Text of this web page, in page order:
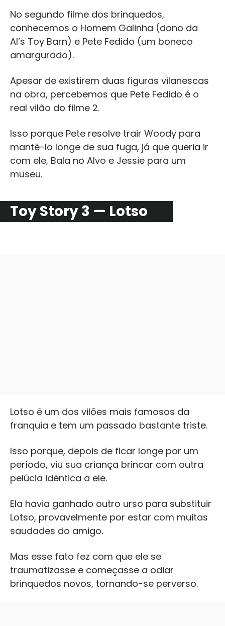
No segundo filme dos brinquedos,
conhecemos o Homem Galinha (dono da
Al’s Toy Barn) e Pete Fedido (um boneco
amargurado).
Apesar de existirem duas figuras vilanescas
na obra, percebemos que Pete Fedido é o
real vilão do filme 2.
Isso porque Pete resolve trair Woody para
mantê-lo longe de sua fuga, já que queria ir
com ele, Bala no Alvo e Jessie para um
museu.
Toy Story 3 — Lotso
Lotso é um dos vilões mais famosos da
franquia e tem um passado bastante triste.
Isso porque, depois de ficar longe por um
período, viu sua criança brincar com outra
pelúcia idêntica a ele.
Ela havia ganhado outro urso para substituir
Lotso, provavelmente por estar com muitas
saudades do amigo.
Mas esse fato fez com que ele se
traumatizasse e começasse a odiar
brinquedos novos, tornando-se perverso.